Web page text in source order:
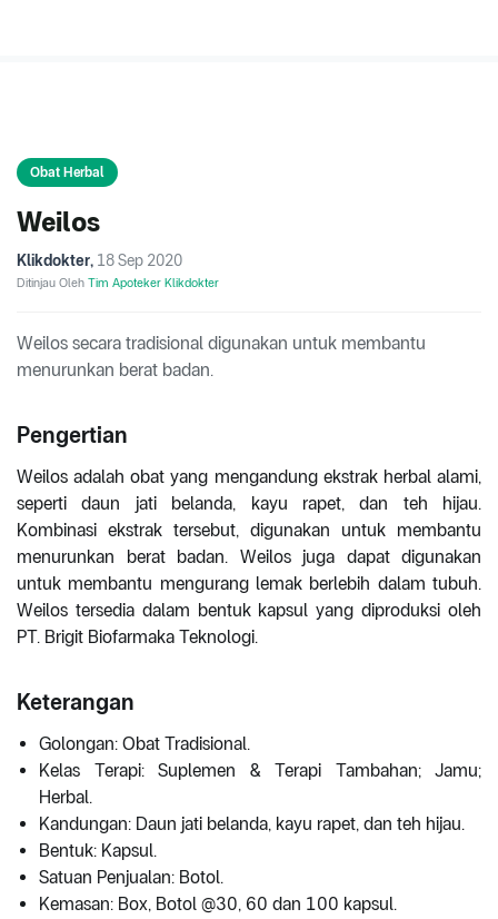
Obat Herbal
Weilos
Klikdokter, 18 Sep 2020
Ditinjau Oleh Tim Apoteker Klikdokter
Weilos secara tradisional digunakan untuk membantu
menurunkan berat badan.
Pengertian
Weilos adalah obat yang mengandung ekstrak herbal alami,
seperti daun jati belanda, kayu rapet, dan teh hijau.
Kombinasi ekstrak tersebut, digunakan untuk membantu
menurunkan berat badan. Weilos juga dapat digunakan
untuk membantu mengurang lemak berlebih dalam tubuh.
Weilos tersedia dalam bentuk kapsul yang diproduksi oleh
PT. Brigit Biofarmaka Teknologi.
Keterangan
Golongan: Obat Tradisional.
Kelas Terapi: Suplemen & Terapi Tambahan; Jamu;
Herbal.
Kandungan: Daun jati belanda, kayu rapet, dan teh hijau.
Bentuk: Kapsul.
Satuan Penjualan: Botol.
Kemasan: Box, Botol @30, 60 dan 100 kapsul.